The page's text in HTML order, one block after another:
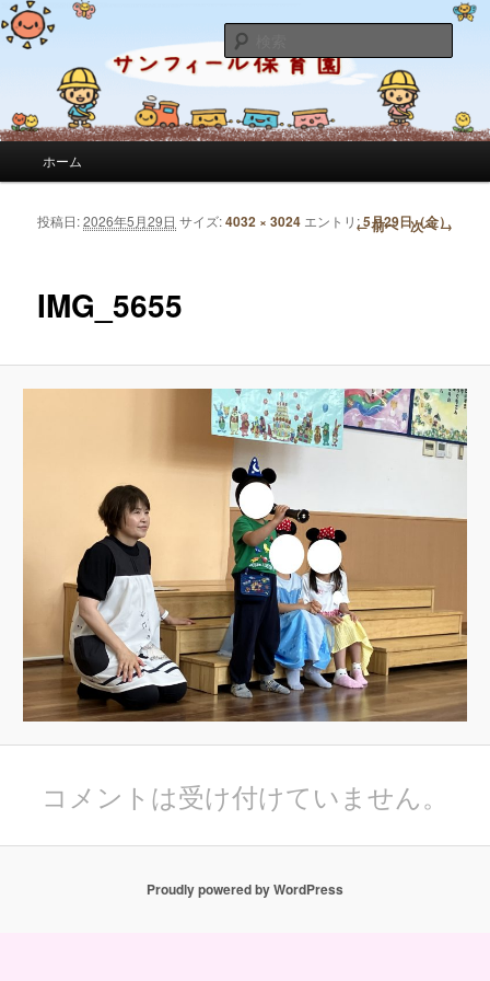
サンフィール保育園のブログ
サンフィール保育園のせんせいのブログです。園の日常を綴っています。
索
メインコンテンツへ移動
サブコンテンツへ移動
ホーム
画像ナビゲーション ← 前へ 次へ →
IMG_5655
投稿日:2026年5月29日 サイズ:4032 × 3024 エントリ:5月29日（金）
コメントは受け付けていません。
Proudly powered by WordPress